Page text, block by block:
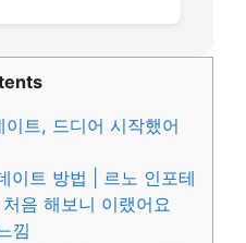
트, 드디어 시작했어
이트 방법 | 르노 인포테
음 해보니 이랬어요
낌